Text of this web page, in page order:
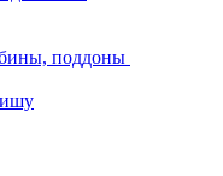
поддоны